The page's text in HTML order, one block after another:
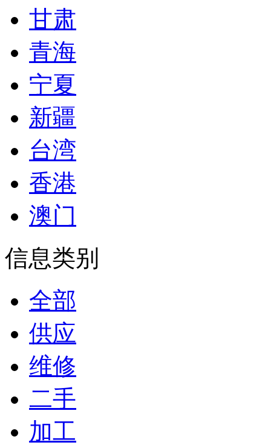
甘肃
青海
宁夏
新疆
台湾
香港
澳门
信息类别
全部
供应
维修
二手
加工